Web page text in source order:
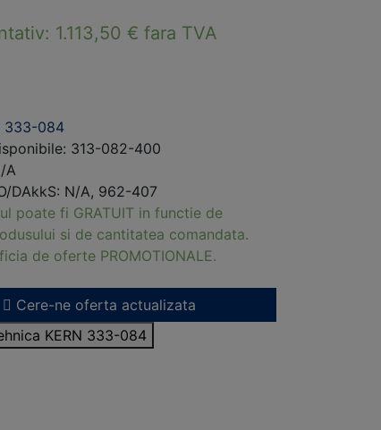
1.113,50 € fara TVA
333-084
313-082-400
A
DAkkS: N/A, 962-407
poate fi GRATUIT in functie de
si de cantitatea comandata.
de oferte PROMOTIONALE.
Cere-ne oferta actualizata
KERN 333-084